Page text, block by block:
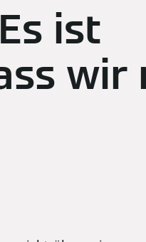
ist
wir